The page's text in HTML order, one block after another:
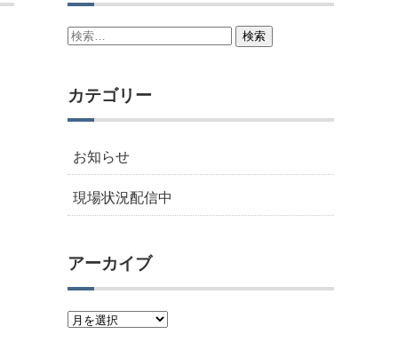
検
カテゴリー
お知らせ
現場状況配信中
アーカイブ
ア